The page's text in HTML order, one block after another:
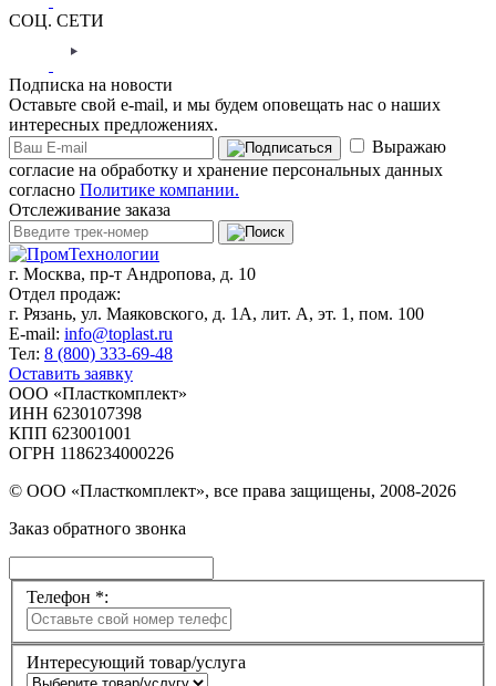
СОЦ. СЕТИ
Подписка на новости
Оставьте свой e-mail, и мы будем оповещать нас о наших
интересных предложениях.
Выражаю
согласие на обработку и хранение персональных данных
согласно Политике компании.
Отслеживание заказа
г. Москва, пр-т Андропова, д. 10
Отдел продаж:
г. Рязань, ул. Маяковского, д. 1А, лит. А, эт. 1, пом. 100
E-mail: info@toplast.ru
Тел: 8 (800) 333-69-48
Оставить заявку
ООО «Пласткомплект»
ИНН 6230107398
КПП 623001001
ОГРН 1186234000226
© ООО «Пласткомплект», все права защищены, 2008-2026
Заказ обратного звонка
Телефон *:
Интересующий товар/услуга